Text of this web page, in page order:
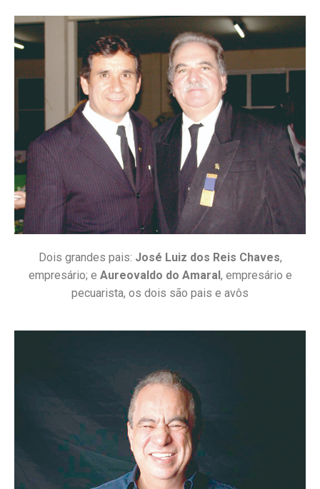
Dois grandes pais: José Luiz dos Reis Chaves,
empresário; e Aureovaldo do Amaral, empresário e
pecuarista, os dois são pais e avôs